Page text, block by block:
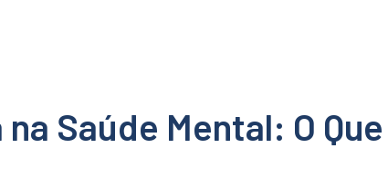
Saúde Mental: O